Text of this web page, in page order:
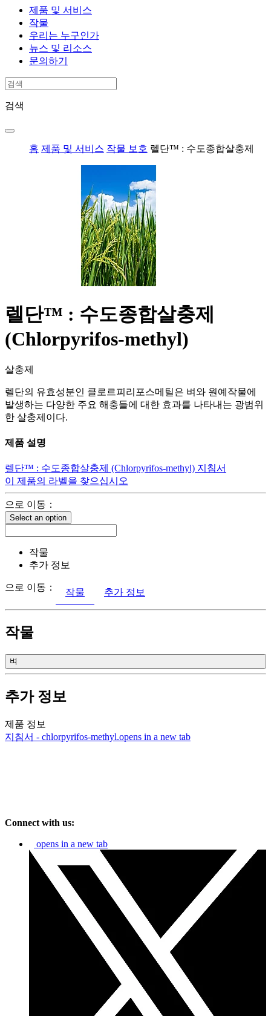
제품 및 서비스
작물
우리는 누구인가
뉴스 및 리소스
문의하기
검색
홈 제품 및 서비스 작물 보호 렐단™ : 수도종합살충제
렐단™ : 수도종합살충제
(Chlorpyrifos-methyl)
살충제
렐단의 유효성분인 클로르피리포스메틸은 벼와 원예작물에
발생하는 다양한 주요 해충들에 대한 효과를 나타내는 광범위
한 살충제이다.
제품 설명
렐단™ : 수도종합살충제 (Chlorpyrifos-methyl) 지침서
이 제품의 라벨을 찾으십시오
으로 이동：
Select an option
작물
추가 정보
으로 이동： 작물 추가 정보
작물
벼
추가 정보
제품 정보
지침서 - chlorpyrifos-methyl.opens in a new tab
Connect with us:
opens in a new tab